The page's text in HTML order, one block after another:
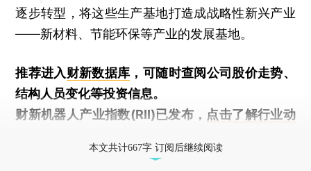
逐步转型，将这些生产基地打造成战略性新兴产业
——新材料、节能环保等产业的发展基地。
推荐进入财新数据库 ，可随时查阅公司股价走势、
结构人员变化等投资信息。
财新机器人产业指数(RII)已发布， 点击了解行业动
本文共计667字 订阅后继续阅读